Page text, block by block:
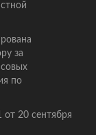
за
по
20 сентября